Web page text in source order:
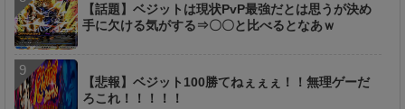
【話題】ベジットは現状PvP最強だとは思うが決め
手に欠ける気がする⇒〇〇と比べるとなあｗ
【悲報】ベジット100勝てねぇぇぇ！！無理ゲーだ
ろこれ！！！！！